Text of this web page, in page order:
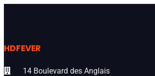
HDFEVER
14 Boulevard des Anglais